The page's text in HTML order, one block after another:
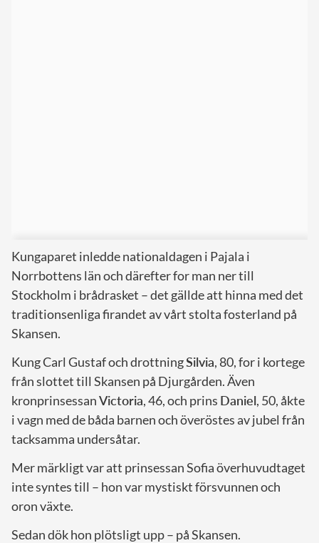
Kungaparet inledde nationaldagen i Pajala i
Norrbottens län och därefter for man ner till
Stockholm i brådrasket – det gällde att hinna med det
traditionsenliga firandet av vårt stolta fosterland på
Skansen.
Kung Carl Gustaf och drottningSilvia, 80, for i kortege
från slottet till Skansen på Djurgården. Även
kronprinsessanVictoria, 46, och prins Daniel, 50, åkte
i vagn med de båda barnen och överöstes av jubel från
tacksamma undersåtar.
Mer märkligt var att prinsessan Sofia överhuvudtaget
inte syntes till – hon var mystiskt försvunnen och
oron växte.
Sedan dök hon plötsligt upp – på Skansen.